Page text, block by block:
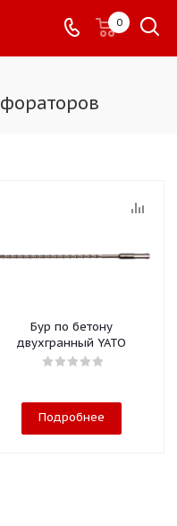
0
Бур по бетону
двухгранный YATO
Подробнее